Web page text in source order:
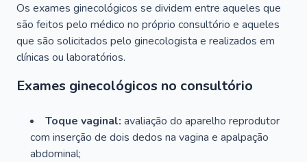
Os exames ginecológicos se dividem entre aqueles que
são feitos pelo médico no próprio consultório e aqueles
que são solicitados pelo ginecologista e realizados em
clínicas ou laboratórios.
Exames ginecológicos no consultório
Toque vaginal: avaliação do aparelho reprodutor
com inserção de dois dedos na vagina e apalpação
abdominal;